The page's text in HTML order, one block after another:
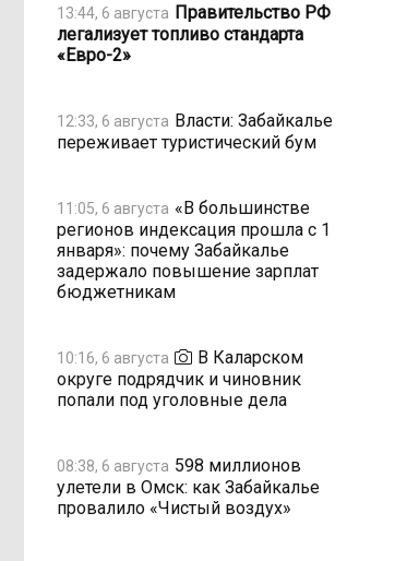
13:44, 6 августа Правительство РФ
легализует топливо стандарта
«Евро-2»
12:33, 6 августа Власти: Забайкалье
переживает туристический бум
11:05, 6 августа «В большинстве
регионов индексация прошла с 1
января»: почему Забайкалье
задержало повышение зарплат
бюджетникам
10:16, 6 августа
В Каларском
округе подрядчик и чиновник
попали под уголовные дела
08:38, 6 августа 598 миллионов
улетели в Омск: как Забайкалье
провалило «Чистый воздух»